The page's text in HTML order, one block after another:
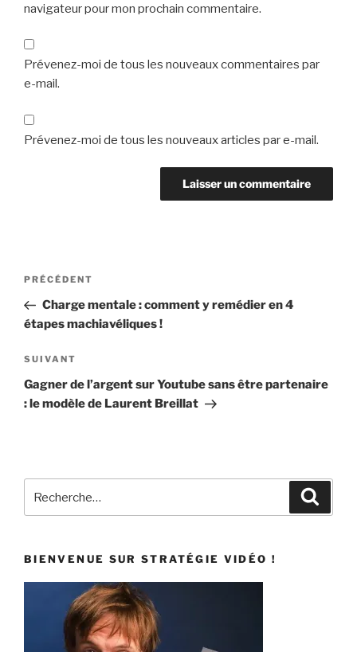
navigateur pour mon prochain commentaire.
Prévenez-moi de tous les nouveaux commentaires par
e-mail.
Prévenez-moi de tous les nouveaux articles par e-mail.
Navigation
l’article
Article
précédent
PRÉCÉDENT
Charge mentale : comment y remédier en 4
étapes machiavéliques !
Article
suivant
SUIVANT
Gagner de l’argent sur Youtube sans être partenaire
: le modèle de Laurent Breillat
BIENVENUE SUR STRATÉGIE VIDÉO !